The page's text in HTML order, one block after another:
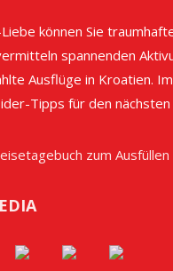
können Sie
spannenden
Ausflüge in Kroatien.
Tipps für den